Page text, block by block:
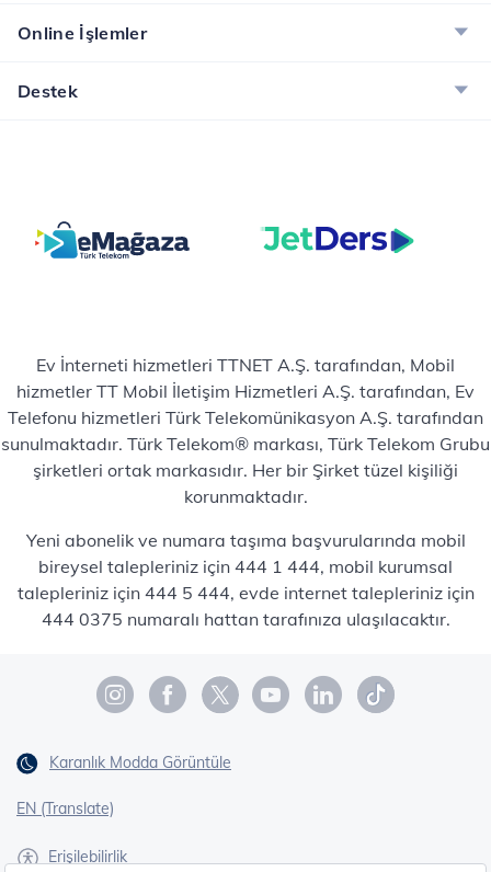
Online İşlemler
Destek
Ev İnterneti hizmetleri TTNET A.Ş. tarafından, Mobil
hizmetler TT Mobil İletişim Hizmetleri A.Ş. tarafından, Ev
Telefonu hizmetleri Türk Telekomünikasyon A.Ş. tarafından
sunulmaktadır. Türk Telekom® markası, Türk Telekom Grubu
şirketleri ortak markasıdır. Her bir Şirket tüzel kişiliği
korunmaktadır.
Yeni abonelik ve numara taşıma başvurularında mobil
bireysel talepleriniz için 444 1 444, mobil kurumsal
talepleriniz için 444 5 444, evde internet talepleriniz için
444 0375 numaralı hattan tarafınıza ulaşılacaktır.
Karanlık Modda Görüntüle
EN (Translate)
Erişilebilirlik